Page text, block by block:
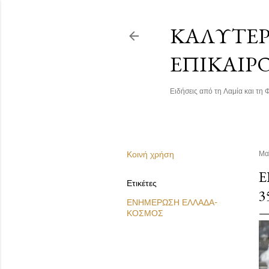
Ειδήσεις από τη Λαμία και τη
Κοινή χρήση
Ετικέτες
ΕΝΗΜΕΡΩΣΗ ΕΛΛΑΔΑ-
ΚΟΣΜΟΣ